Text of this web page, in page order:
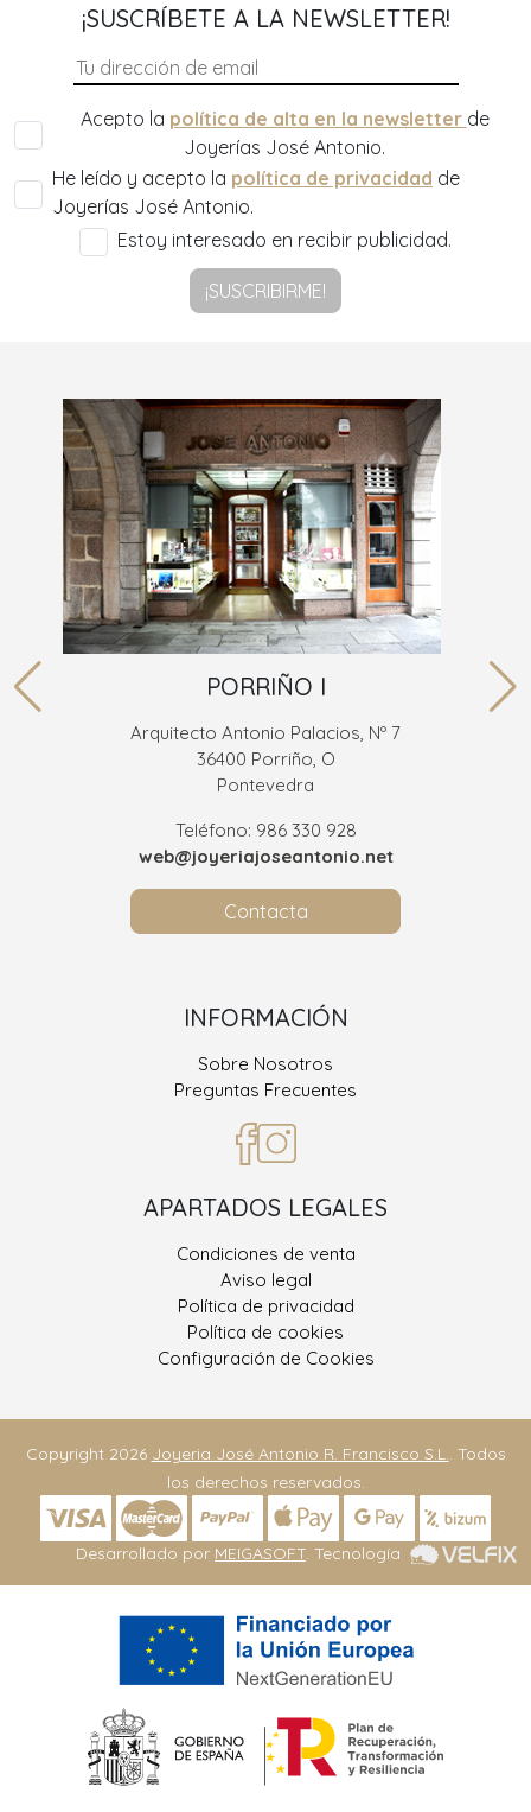
¡SUSCRÍBETE A LA NEWSLETTER!
Acepto la política de alta en la newsletter de
Joyerías José Antonio.
He leído y acepto la política de privacidad de
Joyerías José Antonio.
Estoy interesado en recibir publicidad.
¡SUSCRIBIRME!
PORRIÑO I
Arquitecto Antonio Palacios, Nº 7
36400 Porriño, O
Pontevedra
Teléfono: 986 330 928
web@joyeriajoseantonio.net
Contacta
INFORMACIÓN
Sobre Nosotros
Preguntas Frecuentes
APARTADOS LEGALES
Condiciones de venta
Aviso legal
Política de privacidad
Política de cookies
Configuración de Cookies
Copyright 2026 Joyeria José Antonio R. Francisco S.L.. Todos
los derechos reservados.
Desarrollado por MEIGASOFT . Tecnología